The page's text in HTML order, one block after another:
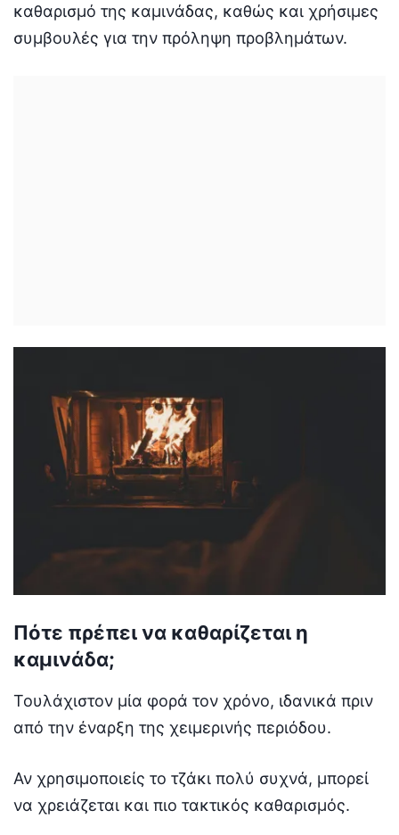
καθαρισμό της καμινάδας, καθώς και χρήσιμες
συμβουλές για την πρόληψη προβλημάτων.
Πότε πρέπει να καθαρίζεται η
καμινάδα;
Τουλάχιστον μία φορά τον χρόνο, ιδανικά πριν
από την έναρξη της χειμερινής περιόδου.
Αν χρησιμοποιείς το τζάκι πολύ συχνά, μπορεί
να χρειάζεται και πιο τακτικός καθαρισμός.